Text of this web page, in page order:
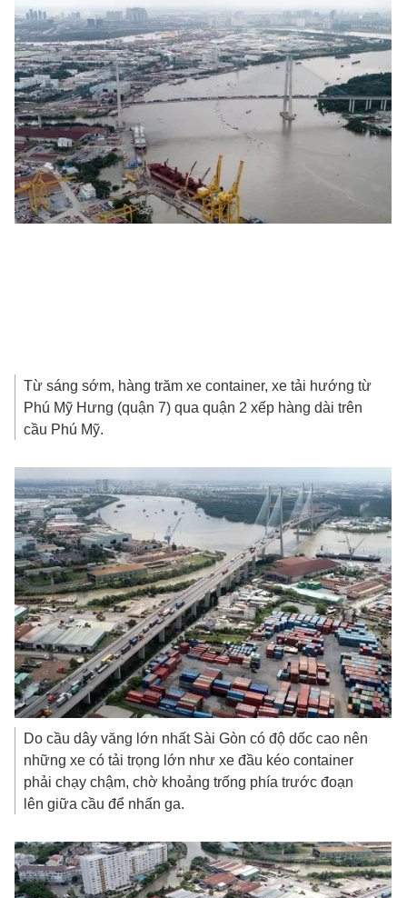
Từ sáng sớm, hàng trăm xe container, xe tải hướng từ
Phú Mỹ Hưng (quận 7) qua quận 2 xếp hàng dài trên
cầu Phú Mỹ.
Do cầu dây văng lớn nhất Sài Gòn có độ dốc cao nên
những xe có tải trọng lớn như xe đầu kéo container
phải chạy chậm, chờ khoảng trống phía trước đoạn
lên giữa cầu để nhấn ga.